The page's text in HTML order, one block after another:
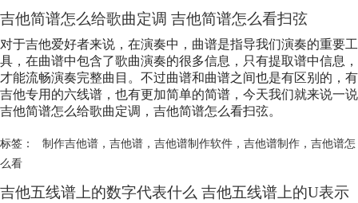
吉他简谱怎么给歌曲定调 吉他简谱怎么看扫弦
对于吉他爱好者来说，在演奏中，曲谱是指导我们演奏的重要工
具，在曲谱中包含了歌曲演奏的很多信息，只有提取谱中信息，
才能流畅演奏完整曲目。不过曲谱和曲谱之间也是有区别的，有
吉他专用的六线谱，也有更加简单的简谱，今天我们就来说一说
吉他简谱怎么给歌曲定调，吉他简谱怎么看扫弦。
标签： 制作吉他谱， 吉他谱， 吉他谱制作软件， 吉他谱制作， 吉他谱怎
么看
吉他五线谱上的数字代表什么 吉他五线谱上的U表示